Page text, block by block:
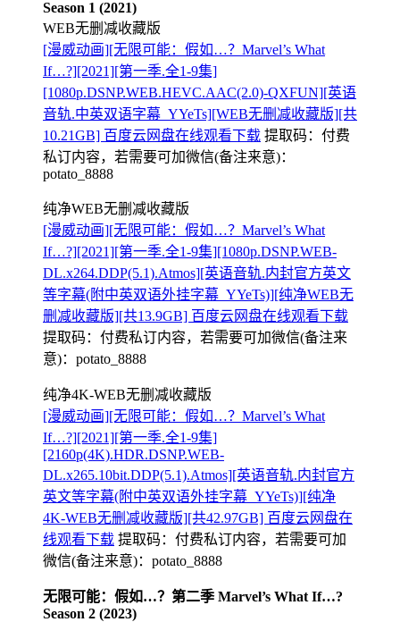
Season 1 (2021)
WEB无删减收藏版
[漫威动画][无限可能：假如…？Marvel’s What
If…?][2021][第一季.全1-9集]
[1080p.DSNP.WEB.HEVC.AAC(2.0)-QXFUN][英语
音轨.中英双语字幕_YYeTs][WEB无删减收藏版][共
10.21GB] 百度云网盘在线观看下载 提取码： 付费
私订内容，若需要可加微信(备注来意)：
potato_8888
纯净WEB无删减收藏版
[漫威动画][无限可能：假如…？Marvel’s What
If…?][2021][第一季.全1-9集][1080p.DSNP.WEB-
DL.x264.DDP(5.1).Atmos][英语音轨.内封官方英文
等字幕(附中英双语外挂字幕_YYeTs)][纯净WEB无
删减收藏版][共13.9GB] 百度云网盘在线观看下载
提取码： 付费私订内容，若需要可加微信(备注来
意)：potato_8888
纯净4K-WEB无删减收藏版
[漫威动画][无限可能：假如…？Marvel’s What
If…?][2021][第一季.全1-9集]
[2160p(4K).HDR.DSNP.WEB-
DL.x265.10bit.DDP(5.1).Atmos][英语音轨.内封官方
英文等字幕(附中英双语外挂字幕_YYeTs)][纯净
4K-WEB无删减收藏版][共42.97GB] 百度云网盘在
线观看下载 提取码： 付费私订内容，若需要可加
微信(备注来意)：potato_8888
无限可能：假如…？第二季 Marvel’s What If…?
Season 2 (2023)